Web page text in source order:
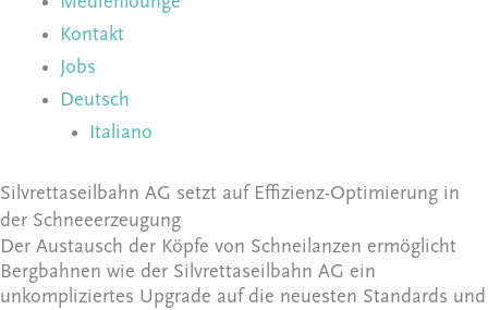
Kontakt
Jobs
Deutsch
Italiano
Silvrettaseilbahn AG setzt auf Effizienz-Optimierung in
der Schneeerzeugung
Der Austausch der Köpfe von Schneilanzen ermöglicht
Bergbahnen wie der Silvrettaseilbahn AG ein
unkompliziertes Upgrade auf die neuesten Standards und